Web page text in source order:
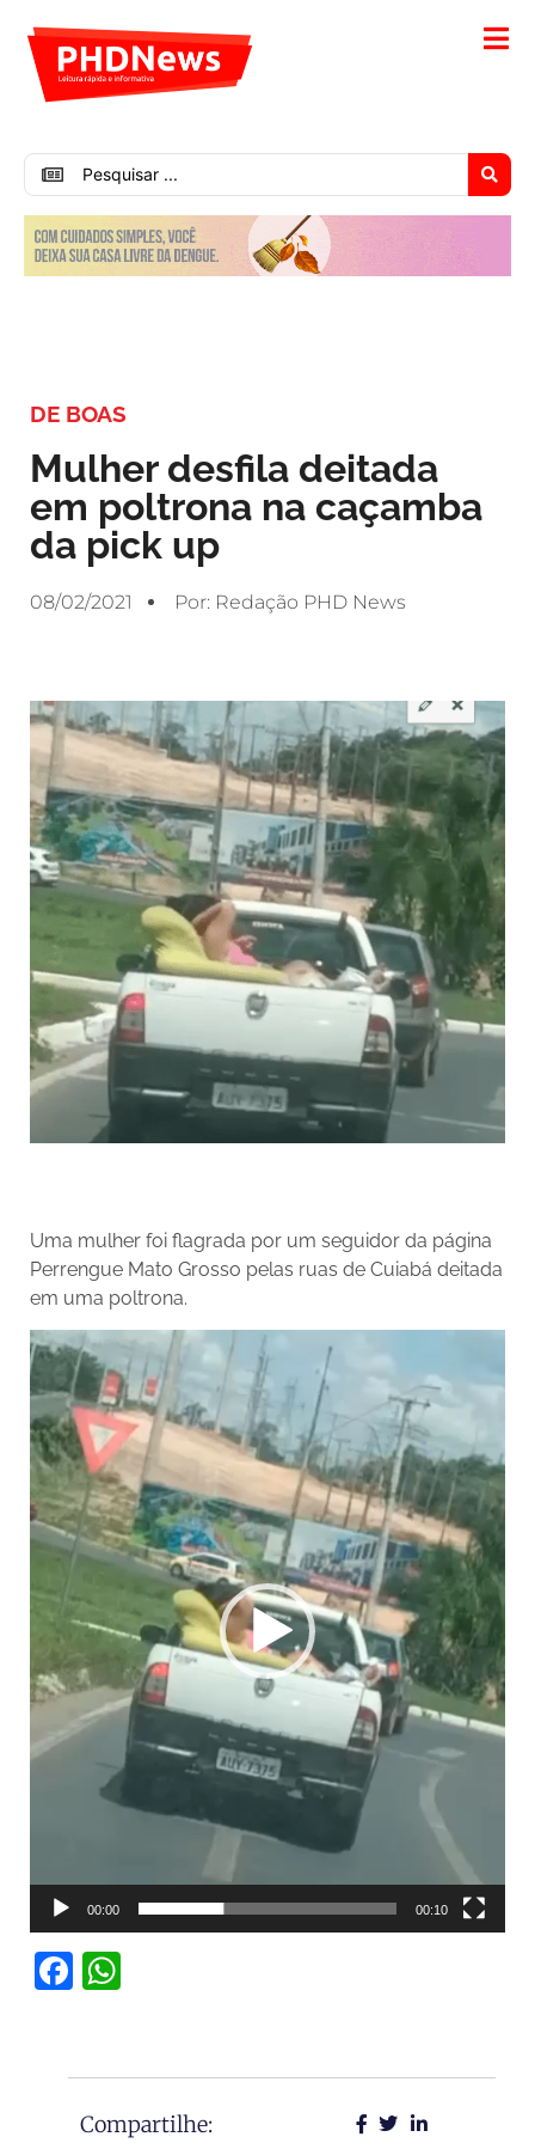
DE BOAS
Mulher desfila deitada
em poltrona na caçamba
da pick up
08/02/2021 Por: Redação PHD News
Uma mulher foi flagrada por um seguidor da página
Perrengue Mato Grosso pelas ruas de Cuiabá deitada
em uma poltrona.
Tocador
de
vídeo
00:00 00:10
Facebook
Compartilhe: